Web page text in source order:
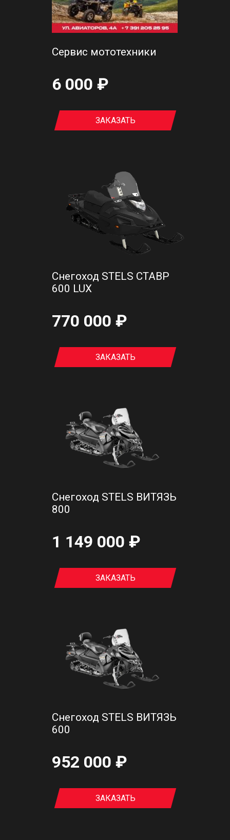
Сервис мототехники
6 000 ₽
ЗАКАЗАТЬ
Снегоход STELS СТАВР
600 LUX
770 000 ₽
ЗАКАЗАТЬ
Снегоход STELS ВИТЯЗЬ
800
1 149 000 ₽
ЗАКАЗАТЬ
Снегоход STELS ВИТЯЗЬ
600
952 000 ₽
ЗАКАЗАТЬ